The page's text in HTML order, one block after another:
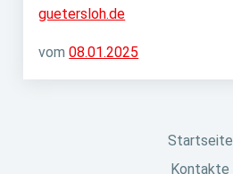
guetersloh.de
vom08.01.2025
Startseite
Kontakte